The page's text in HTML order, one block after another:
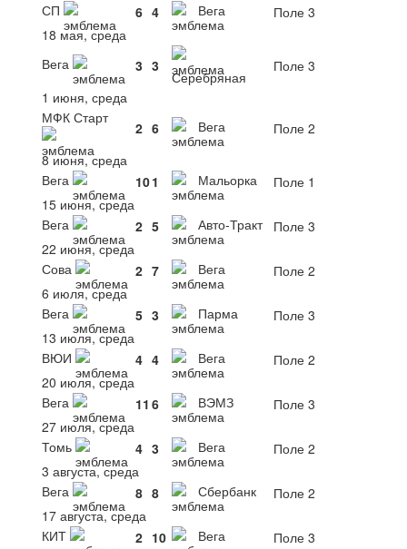
СП
6 4 Вега
Поле 3
18 мая, среда
Вега
3 3
Серебряная
Поле 3
1 июня, среда
МФК Старт
2 6 Вега
Поле 2
8 июня, среда
Вега
101 Мальорка
Поле 1
15 июня, среда
Вега
2 5 Авто-Тракт
Поле 3
22 июня, среда
Сова
2 7 Вега
Поле 2
6 июля, среда
Вега
5 3 Парма
Поле 3
13 июля, среда
ВЮИ
4 4 Вега
Поле 2
20 июля, среда
Вега
11 6 ВЭМЗ
Поле 3
27 июля, среда
Томь
4 3 Вега
Поле 2
3 августа, среда
Вега
8 8 Сбербанк
Поле 2
17 августа, среда
КИТ
2 10 Вега
Поле 3